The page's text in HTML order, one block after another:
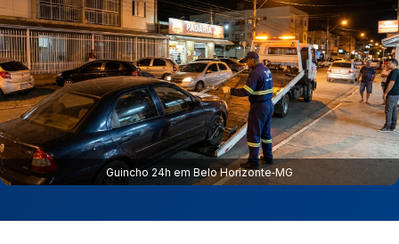
Guincho 24h em Belo Horizonte‑MG